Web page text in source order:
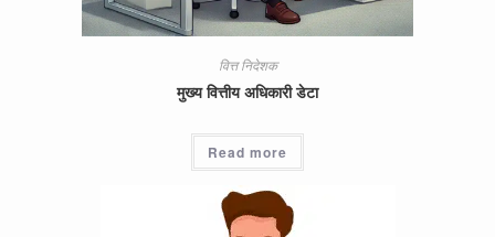
वित्त निदेशक
मुख्य वित्तीय अधिकारी डेटा
Read more